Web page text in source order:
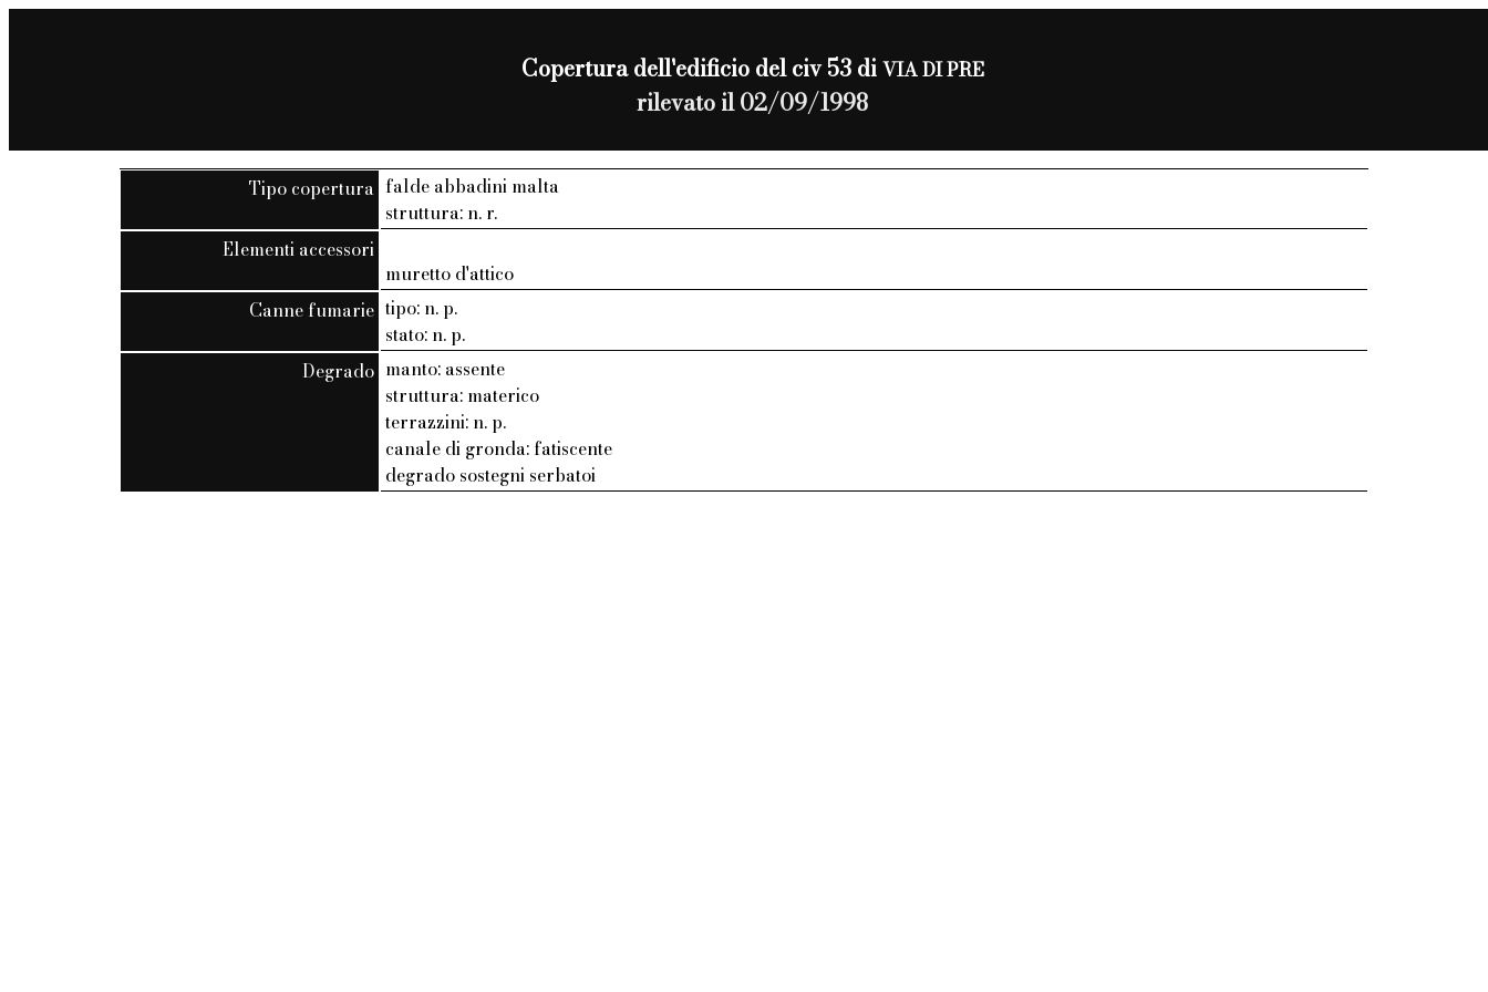
Copertura dell'edificio del civ 53 diVIA DI PRE
rilevato il 02/09/1998
Tipo copertura falde abbadini malta
struttura: n. r.
Elementi accessori
muretto d'attico
Canne fumarie tipo: n. p.
stato: n. p.
Degrado manto: assente
struttura: materico
terrazzini: n. p.
canale di gronda: fatiscente
degrado sostegni serbatoi